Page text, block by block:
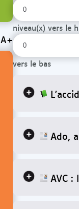
niveau(x) vers le
vers le bas
Ado,
AVC :
A+